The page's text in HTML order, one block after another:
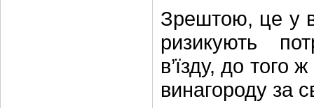
Зрештою, це у
ризикують
в’їзду, до того
винагороду за